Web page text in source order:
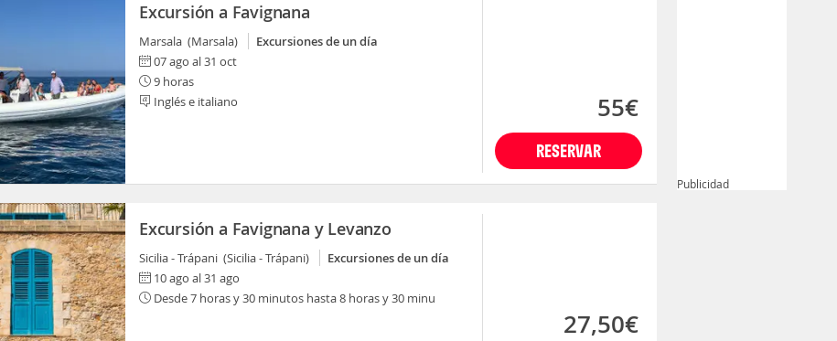
Excursión a Favignana
Marsala (Marsala)
Excursiones de un día
07 ago al 31 oct
9 horas
Inglés e italiano
RESERVAR
55€
Excursión a Favignana y Levanzo
Sicilia - Trápani (Sicilia - Trápani)
Excursiones de un día
10 ago al 31 ago
Desde 7 horas y 30 minutos hasta 8 horas y 30 minu
27,50€
Publicidad